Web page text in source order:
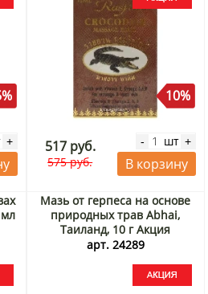
+
10%
517 руб.
575 руб.
- шт +
В корзину
Мазь от герпеса на основе
природных трав Abhai,
Таиланд, 10 г Акция
арт. 24289